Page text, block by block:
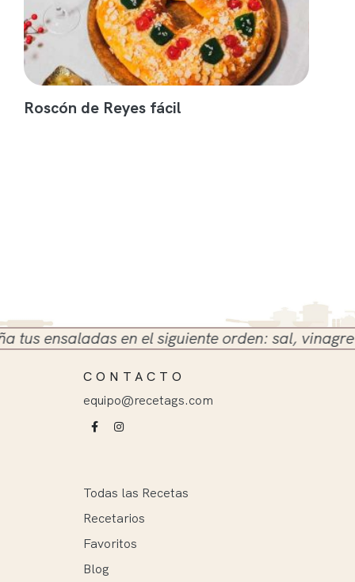
Roscón de Reyes fácil
en el siguiente orden: sal, vinagre y
CONTACTO
equipo@recetags.com
Todas las Recetas
Recetarios
Favoritos
Blog